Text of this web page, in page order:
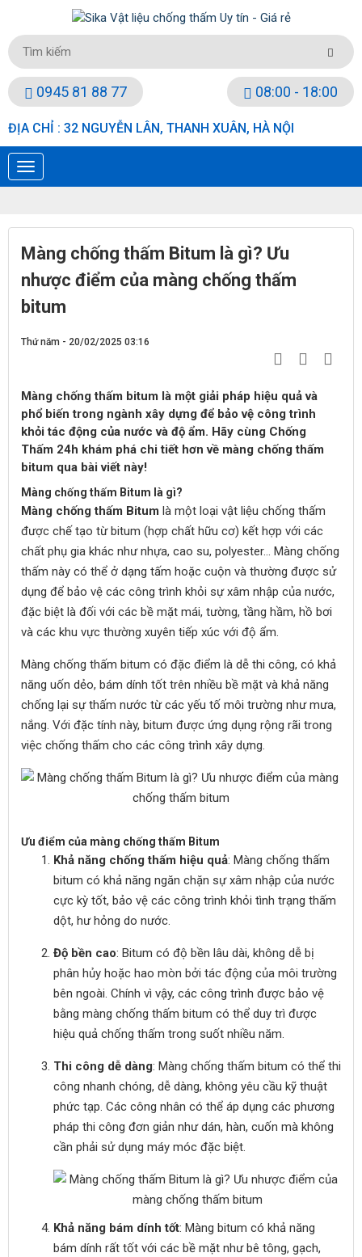
0945 81 88 77 08:00 - 18:00
ĐỊA CHỈ : 32 NGUYỄN LÂN, THANH XUÂN, HÀ NỘI
Màng chống thấm Bitum là gì? Ưu
nhược điểm của màng chống thấm
bitum
Thứ năm - 20/02/2025 03:16
Màng chống thấm bitum là một giải pháp hiệu quả và
phổ biến trong ngành xây dựng để bảo vệ công trình
khỏi tác động của nước và độ ẩm. Hãy cùng Chống
Thấm 24h khám phá chi tiết hơn về màng chống thấm
bitum qua bài viết này!
Màng chống thấm Bitum là gì?
Màng chống thấm Bitum là một loại vật liệu chống thấm
được chế tạo từ bitum (hợp chất hữu cơ) kết hợp với các
chất phụ gia khác như nhựa, cao su, polyester… Màng chống
thấm này có thể ở dạng tấm hoặc cuộn và thường được sử
dụng để bảo vệ các công trình khỏi sự xâm nhập của nước,
đặc biệt là đối với các bề mặt mái, tường, tầng hầm, hồ bơi
và các khu vực thường xuyên tiếp xúc với độ ẩm.
Màng chống thấm bitum có đặc điểm là dễ thi công, có khả
năng uốn dẻo, bám dính tốt trên nhiều bề mặt và khả năng
chống lại sự thấm nước từ các yếu tố môi trường như mưa,
nắng. Với đặc tính này, bitum được ứng dụng rộng rãi trong
việc chống thấm cho các công trình xây dựng.
Ưu điểm của màng chống thấm Bitum
Khả năng chống thấm hiệu quả: Màng chống thấm
bitum có khả năng ngăn chặn sự xâm nhập của nước
cực kỳ tốt, bảo vệ các công trình khỏi tình trạng thấm
dột, hư hỏng do nước.
Độ bền cao: Bitum có độ bền lâu dài, không dễ bị
phân hủy hoặc hao mòn bởi tác động của môi trường
bên ngoài. Chính vì vậy, các công trình được bảo vệ
bằng màng chống thấm bitum có thể duy trì được
hiệu quả chống thấm trong suốt nhiều năm.
Thi công dễ dàng: Màng chống thấm bitum có thể thi
công nhanh chóng, dễ dàng, không yêu cầu kỹ thuật
phức tạp. Các công nhân có thể áp dụng các phương
pháp thi công đơn giản như dán, hàn, cuốn mà không
cần phải sử dụng máy móc đặc biệt.
Khả năng bám dính tốt: Màng bitum có khả năng
bám dính rất tốt với các bề mặt như bê tông, gạch,